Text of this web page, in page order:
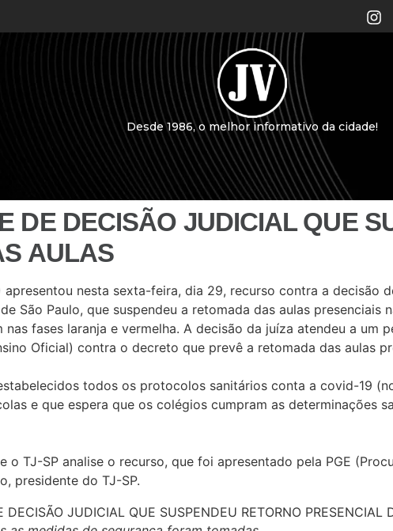
Desde 1986, o melhor informativo da cidade!
DE DECISÃO JUDICIAL QUE
AULAS
apresentou nesta sexta-feira, dia 29, recurso contra a decisão
São Paulo, que suspendeu a retomada das aulas presenciais
nas fases laranja e vermelha. A decisão da juíza atendeu a
Oficial) contra o decreto que prevê a retomada das aulas
todos os protocolos sanitários conta a covid-19
e que espera que os colégios cumpram as determinações
o TJ-SP analise o recurso, que foi apresentado pela PGE
presidente do TJ-SP.